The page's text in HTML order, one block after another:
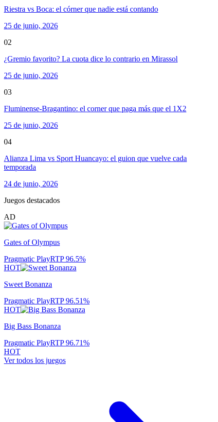
Riestra vs Boca: el córner que nadie está contando
25 de junio, 2026
02
¿Gremio favorito? La cuota dice lo contrario en Mirassol
25 de junio, 2026
03
Fluminense-Bragantino: el corner que paga más que el 1X2
25 de junio, 2026
04
Alianza Lima vs Sport Huancayo: el guion que vuelve cada
temporada
24 de junio, 2026
Juegos destacados
AD
Gates of Olympus
Pragmatic PlayRTP96.5%
HOT
Sweet Bonanza
Pragmatic PlayRTP96.51%
HOT
Big Bass Bonanza
Pragmatic PlayRTP96.71%
HOT
Ver todos los juegos